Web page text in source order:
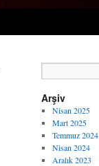
Arşiv
Nisan 2025
Mart 2025
Temmuz 2024
Nisan 2024
Aralık 2023